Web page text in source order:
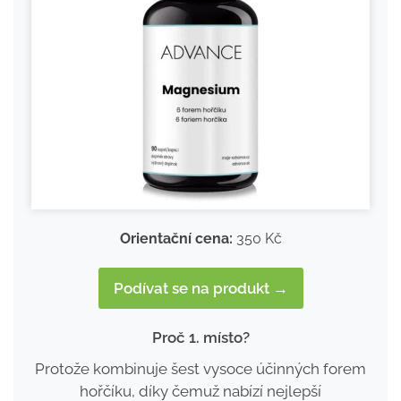
Orientační cena: 350 Kč
Podívat se na produkt →
Proč 1. místo?
Protože kombinuje šest vysoce účinných forem
hořčíku, díky čemuž nabízí nejlepší